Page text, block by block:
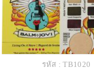
รหัส : TB1020